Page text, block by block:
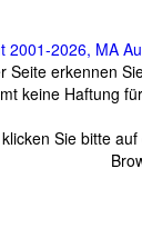
2001-2026, MA
Seite erkennen
keine Haftung
Sie bitte